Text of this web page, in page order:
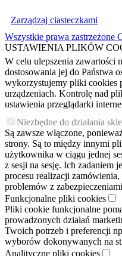
Zarządzaj ciasteczkami
Wszystkie prawa
USTAWIENIA PLIKÓW
W celu ulepszenia zawartości
dostosowania jej do Państwa
wykorzystujemy pliki cookies
urządzeniach. Kontrolę nad
ustawienia przeglądarki
Niezbędne do działania
Są zawsze włączone,
strony. Są to między innymi
użytkownika w ciągu jednej
z sesji na sesję. Ich zadaniem
procesu realizacji
problemów z
Funkcjonalne pliki cookies
Pliki cookie funkcjonalne
prowadzonych działań
Twoich potrzeb i preferencji
wyborów dokonywanych na
Analityczne pliki cookies